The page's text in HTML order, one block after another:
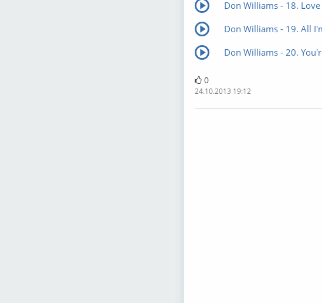
Don Williams - 18. Love
Don Williams - 19. All
Don Williams - 20.
0
24.10.2013 19:12